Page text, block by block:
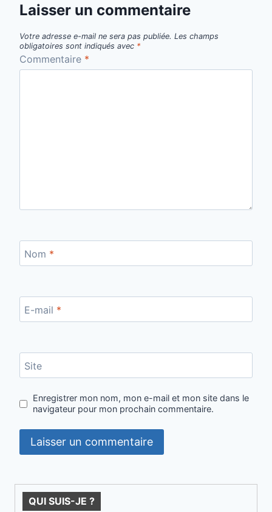
Laisser un commentaire
Votre adresse e-mail ne sera pas publiée. Les champs
obligatoires sont indiqués avec *
Commentaire *
Nom *
E-mail *
Site
Enregistrer mon nom, mon e-mail et mon site dans le
navigateur pour mon prochain commentaire.
QUI SUIS-JE ?